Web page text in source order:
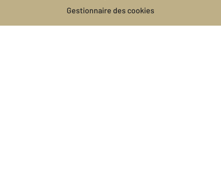
Gestionnaire des cookies